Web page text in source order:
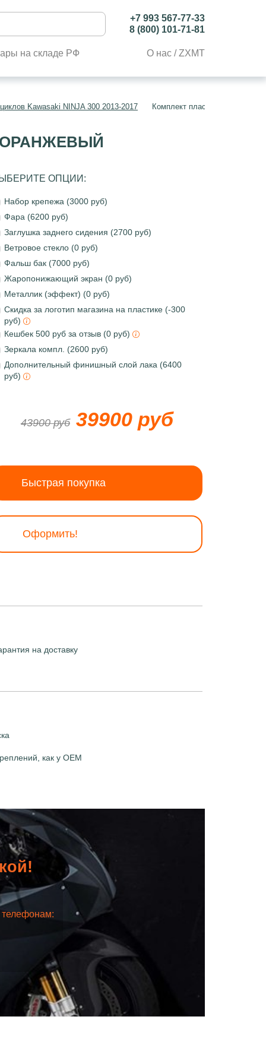
+7 993 567-77-33
8 (800) 101-71-81
на складе РФ О нас / ZXMT
Kawasaki NINJA 300 2013-2017 Комплект пластика Kawasaki
ОРАНЖЕВЫЙ
ОПЦИИ:
Набор крепежа (3000 руб)
Фара (6200 руб)
Заглушка заднего сидения (2700 руб)
Ветровое стекло (0 руб)
Фальш бак (7000 руб)
Жаропонижающий экран (0 руб)
Металлик (эффект) (0 руб)
Скидка за логотип магазина на пластике (-300
руб)
Кешбек 500 руб за отзыв (0 руб)
Зеркала компл. (2600 руб)
Дополнительный финишный слой лака (6400
руб)
43900 руб 39900 руб
Быстрая покупка
Оформить!
на доставку
как у OEM
телефонам: